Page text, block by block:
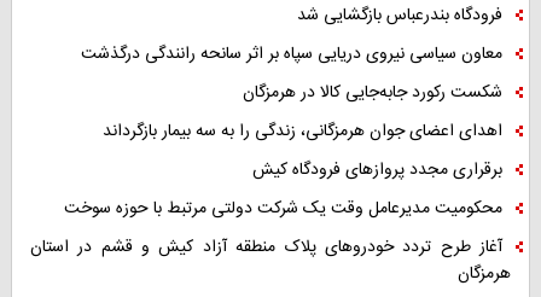
فرودگاه بندرعباس بازگشایی شد
معاون سیاسی نیروی دریایی سپاه بر اثر سانحه رانندگی درگذشت
شکست رکورد جابه‌جایی کالا در هرمزگان
اهدای اعضای جوان هرمزگانی، زندگی را به سه بیمار بازگرداند
برقراری مجدد پروازهای فرودگاه کیش
محکومیت مدیرعامل وقت یک شرکت دولتی مرتبط با حوزه سوخت
آغاز طرح تردد خودروهای پلاک منطقه آزاد کیش و قشم در استان
هرمزگان